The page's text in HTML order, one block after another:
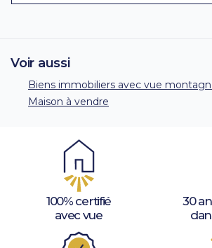
Voir aussi
Biens immobiliers avec vue
Maison à vendre
100% certifié
avec vue
30